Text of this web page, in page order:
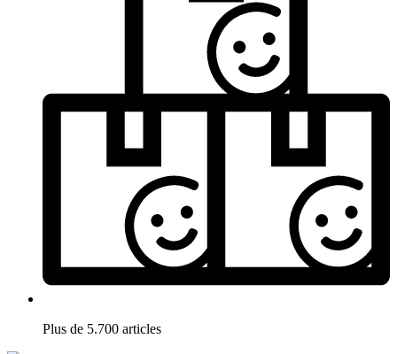
Plus de 5.700 articles